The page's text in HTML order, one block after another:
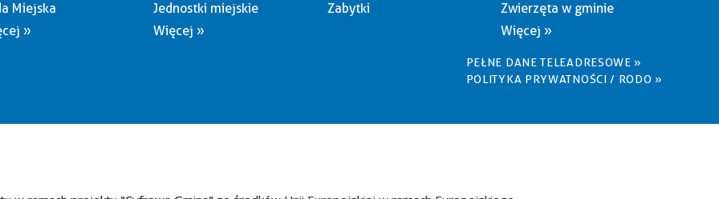
Miejska
»
Jednostki miejskie
Więcej »
Zabytki
Zwierzęta w gminie
Więcej »
PEŁNE DANE TELEADRESOWE »
POLITYKA PRYWATNOŚCI / RODO »